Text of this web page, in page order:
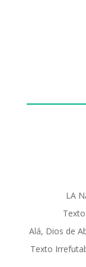
LA
Alá, Dios de
Texto